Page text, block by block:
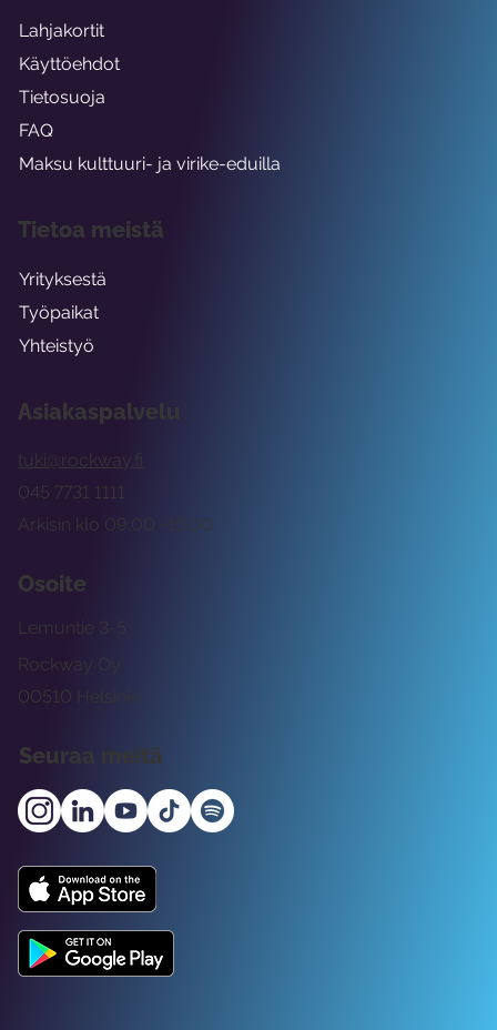
Asiakaspalvelu
tuki@rockway.fi
Arkisin klo 09:00 -15:00
045 7731 1111
Osoite
Rockway Oy
Lemuntie 3-5
00510 Helsinki
Seuraa meitä
Lahjakortit
Käyttöehdot
Tietosuoja
FAQ
Maksu kulttuuri- ja virike-eduilla
Tietoa meistä
Yrityksestä
Työpaikat
Yhteistyö